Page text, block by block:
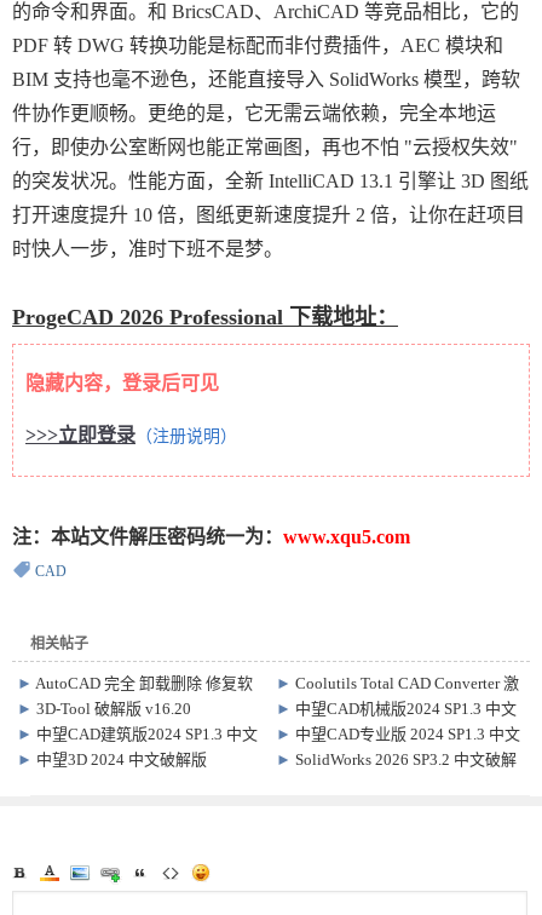
的命令和界面。和 BricsCAD、ArchiCAD 等竞品相比，它的
PDF 转 DWG 转换功能是标配而非付费插件，AEC 模块和
BIM 支持也毫不逊色，还能直接导入 SolidWorks 模型，跨软
件协作更顺畅。更绝的是，它无需云端依赖，完全本地运
行，即使办公室断网也能正常画图，再也不怕 "云授权失效"
的突发状况。性能方面，全新 IntelliCAD 13.1 引擎让 3D 图纸
打开速度提升 10 倍，图纸更新速度提升 2 倍，让你在赶项目
时快人一步，准时下班不是梦。
ProgeCAD 2026 Professional 下载地址：
隐藏内容，登录后可见
>>>立即登录 （注册说明）
注：本站文件解压密码统一为： www.xqu5.com
CAD
相关帖子
► AutoCAD 完全 卸载删除 修复软
件
►Coolutils Total CAD Converter 激
活版 v4.1.0.249 CAD格式转换
►3D-Tool 破解版 v16.20 ► 中望CAD机械版2024 SP1.3 中文
破解版
► 中望CAD建筑版2024 SP1.3 中文
破解版
► 中望CAD专业版 2024 SP1.3 中文
破解版
► 中望3D 2024 中文破解版 ►SolidWorks 2026 SP3.2 中文破解